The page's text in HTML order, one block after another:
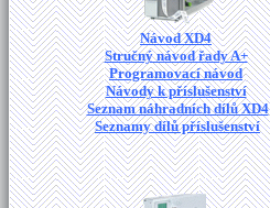
Návod XD4
Stručný návod řady A+
Programovací návod
Návody k příslušenství
Seznam náhradních dílů XD4
Seznamy dílů příslušenství